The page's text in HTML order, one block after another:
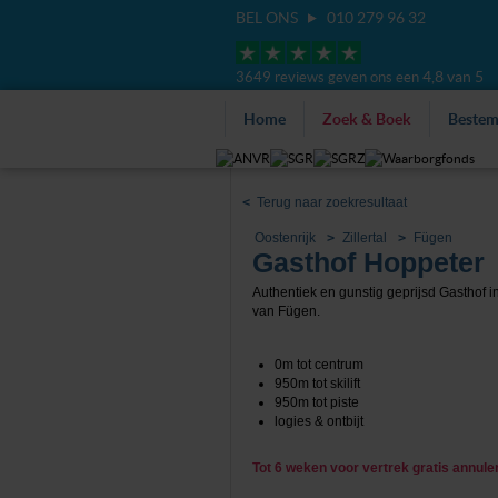
BEL ONS 010 279 96 32
3649 reviews geven ons een 4,8 van 5
Home Zoek & Boek
<Terug naar zoekresultaat
Oostenrijk Zillertal Fügen
Gasthof Hoppeter
Authentiek en gunstig geprijsd Gasthof
van Fügen.
0m tot centrum
950m tot skilift
950m tot piste
logies & ontbijt
Tot 6 weken voor vertrek gratis